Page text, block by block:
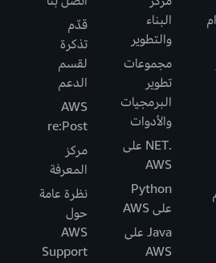
البناء
والتطوير
مجموعات
تطوير
البرمجيات
والأدوات
.NET على
AWS
Python
على AWS
Java على
AWS
قدّم
تذكرة
لقسم
الدعم
AWS
re:Post
مركز
المعرفة
نظرة عامة
حول
AWS
Support